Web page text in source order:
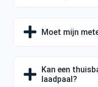
Moet mijn
Kan een
laadpaal?